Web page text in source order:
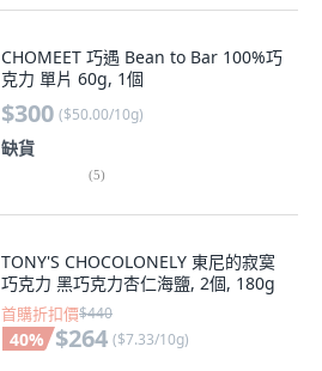
CHOMEET 巧遇 Bean to Bar 100%巧
克力 單片 60g, 1個
$300 ($50.00/10g)
缺貨
(5)
TONY'S CHOCOLONELY 東尼的寂寞
巧克力 黑巧克力杏仁海鹽, 2個, 180g
首購折扣價$440
40% $264 ($7.33/10g)